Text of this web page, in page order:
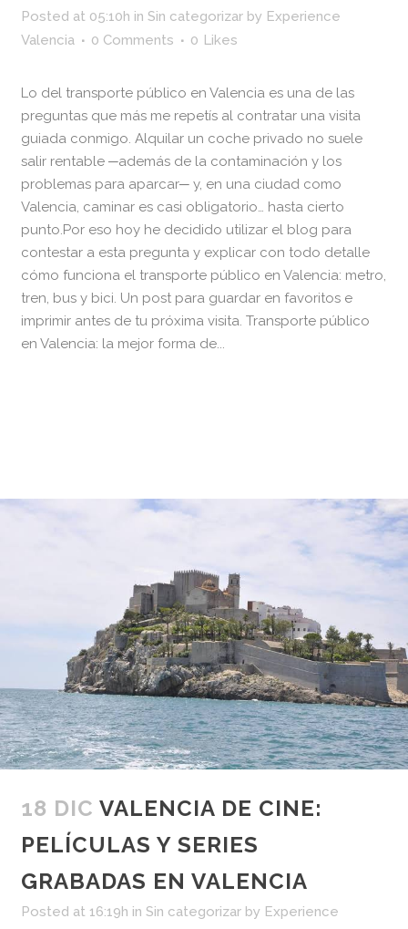
Posted at 05:10h in Sin categorizar by Experience
Valencia
0 Comments 0 Likes
Lo del transporte público en Valencia es una de las
preguntas que más me repetís al contratar una visita
guiada conmigo. Alquilar un coche privado no suele
salir rentable ─además de la contaminación y los
problemas para aparcar─ y, en una ciudad como
Valencia, caminar es casi obligatorio… hasta cierto
punto.Por eso hoy he decidido utilizar el blog para
contestar a esta pregunta y explicar con todo detalle
cómo funciona el transporte público en Valencia: metro,
tren, bus y bici. Un post para guardar en favoritos e
imprimir antes de tu próxima visita. Transporte público
en Valencia: la mejor forma de...
18 DIC VALENCIA DE CINE:
PELÍCULAS Y SERIES
GRABADAS EN VALENCIA
Posted at 16:19h in Sin categorizar by Experience